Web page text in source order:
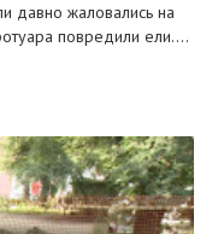
давно жаловались на
повредили ели.…